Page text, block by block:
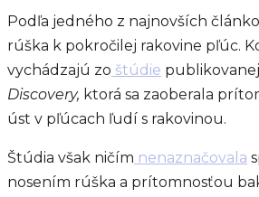
Podľa jedného z najnovších
rúška k pokročilej rakovine pľúc.
vychádzajú zo štúdie publikovanej
Discovery, ktorá sa zaoberala
úst v pľúcach ľudí s rakovinou.
Štúdia však ničím nenaznačovala
nosením rúška a prítomnosťou